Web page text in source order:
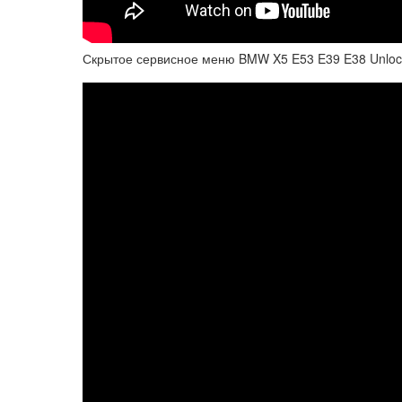
Скрытое сервисное меню BMW X5 E53 E39 E38